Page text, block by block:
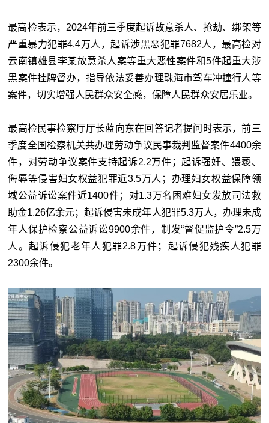
最高检表示，2024年前三季度起诉故意杀人、抢劫、绑架等
严重暴力犯罪4.4万人，起诉涉黑恶犯罪7682人，最高检对
云南镇雄县李某故意杀人案等重大恶性案件和5件起重大涉
黑案件挂牌督办，指导依法妥善办理珠海市驾车冲撞行人等
案件，切实增强人民群众安全感，保障人民群众安居乐业。
最高检民事检察厅厅长蓝向东在回答记者提问时表示，前三
季度全国检察机关共办理劳动争议民事裁判监督案件4400余
件，对劳动争议案件支持起诉2.2万件；起诉强奸、猥亵、
侮辱等侵害妇女权益犯罪近3.5万人；办理妇女权益保障领
域公益诉讼案件近1400件；对1.3万名困难妇女发放司法救
助金1.26亿余元；起诉侵害未成年人犯罪5.3万人，办理未成
年人保护检察公益诉讼9900余件，制发“督促监护令”2.5万
人。起诉侵犯老年人犯罪2.8万件；起诉侵犯残疾人犯罪
2300余件。